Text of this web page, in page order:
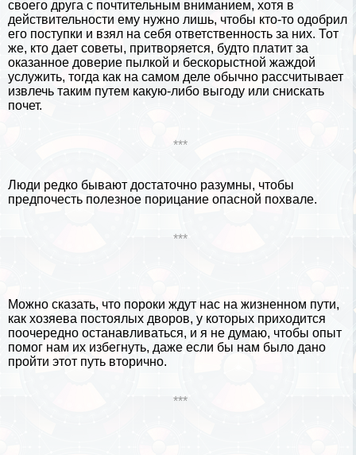
своего друга с почтительным вниманием, хотя в
действительности ему нужно лишь, чтобы кто-то одобрил
его поступки и взял на себя ответственность за них. Тот
же, кто дает советы, притворяется, будто платит за
оказанное доверие пылкой и бескорыстной жаждой
услужить, тогда как на самом деле обычно рассчитывает
извлечь таким путем какую-либо выгоду или снискать
почет.
***
Люди редко бывают достаточно разумны, чтобы
предпочесть полезное порицание опасной похвале.
***
Можно сказать, что пороки ждут нас на жизненном пути,
как хозяева постоялых дворов, у которых приходится
поочередно останавливаться, и я не думаю, чтобы опыт
помог нам их избегнуть, даже если бы нам было дано
пройти этот путь вторично.
***